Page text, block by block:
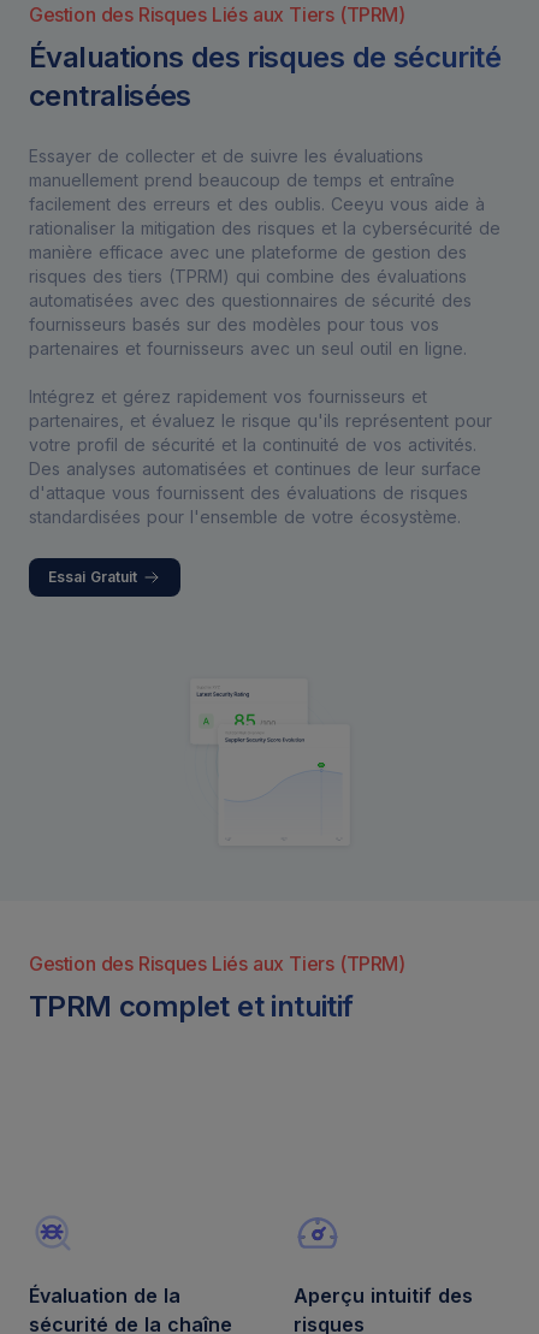
Gestion des Risques Liés aux Tiers (TPRM)
Évaluations des risques de sécurité
centralisées
Essayer de collecter et de suivre les évaluations
manuellement prend beaucoup de temps et entraîne
facilement des erreurs et des oublis. Ceeyu vous aide à
rationaliser la mitigation des risques et la cybersécurité de
manière efficace avec une plateforme de gestion des
risques des tiers (TPRM) qui combine des évaluations
automatisées avec des questionnaires de sécurité des
fournisseurs basés sur des modèles pour tous vos
partenaires et fournisseurs avec un seul outil en ligne.
Intégrez et gérez rapidement vos fournisseurs et
partenaires, et évaluez le risque qu'ils représentent pour
votre profil de sécurité et la continuité de vos activités.
Des analyses automatisées et continues de leur surface
d'attaque vous fournissent des évaluations de risques
standardisées pour l'ensemble de votre écosystème.
Essai Gratuit
Gestion des Risques Liés aux Tiers (TPRM)
TPRM complet et intuitif
Ceeyu features
Évaluation de la
sécurité de la chaîne
Aperçu intuitif des
risques